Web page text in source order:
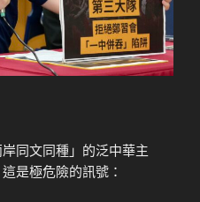
同文同種」的泛中華主
是極危險的訊號：